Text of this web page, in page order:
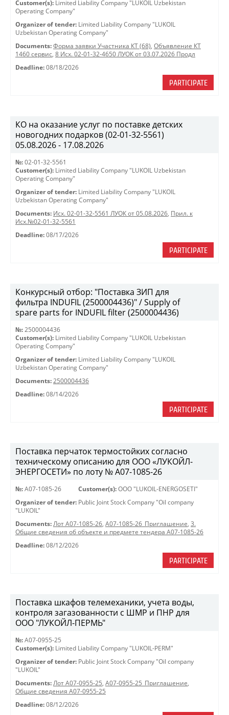
Customer(s): Limited Liability Company "LUKOIL Uzbekistan
Operating Company"
Organizer of tender: Limited Liability Company "LUKOIL
Uzbekistan Operating Company"
Documents: Форма заявки Участника КТ (68), Объявление КТ
1460 сервис, 8 Исх. 02-01-32-4650 ЛУОК от 03.07.2026 Продл
Deadline: 08/18/2026
PARTICIPATE
КО на оказание услуг по поставке детских
новогодних подарков (02-01-32-5561)
05.08.2026 - 17.08.2026
№: 02-01-32-5561
Customer(s): Limited Liability Company "LUKOIL Uzbekistan
Operating Company"
Organizer of tender: Limited Liability Company "LUKOIL
Uzbekistan Operating Company"
Documents: Исх. 02-01-32-5561 ЛУОК от 05.08.2026, Прил. к
Исх.№02-01-32-5561
Deadline: 08/17/2026
PARTICIPATE
Конкурсный отбор: "Поставка ЗИП для
фильтра INDUFIL (2500004436)" / Supply of
spare parts for INDUFIL filter (2500004436)
№: 2500004436
Customer(s): Limited Liability Company "LUKOIL Uzbekistan
Operating Company"
Organizer of tender: Limited Liability Company "LUKOIL
Uzbekistan Operating Company"
Documents: 2500004436
Deadline: 08/14/2026
PARTICIPATE
Поставка перчаток термостойких согласно
техническому описанию для ООО «ЛУКОЙЛ-
ЭНЕРГОСЕТИ» по лоту № A07-1085-26
№: A07-1085-26 Customer(s): OOO "LUKOIL-ENERGOSETI"
Organizer of tender: Public Joint Stock Company "Oil company
"LUKOIL"
Documents: Лот A07-1085-26, A07-1085-26_Приглашение, 3.
Общие сведения об объекте и предмете тендера A07-1085-26
Deadline: 08/12/2026
PARTICIPATE
Поставка шкафов телемеханики, учета воды,
контроля загазованности с ШМР и ПНР для
ООО "ЛУКОЙЛ-ПЕРМЬ"
№: A07-0955-25
Customer(s): Limited Liability Company "LUKOIL-PERM"
Organizer of tender: Public Joint Stock Company "Oil company
"LUKOIL"
Documents: Лот A07-0955-25, A07-0955-25_Приглашение,
Общие сведения A07-0955-25
Deadline: 08/12/2026